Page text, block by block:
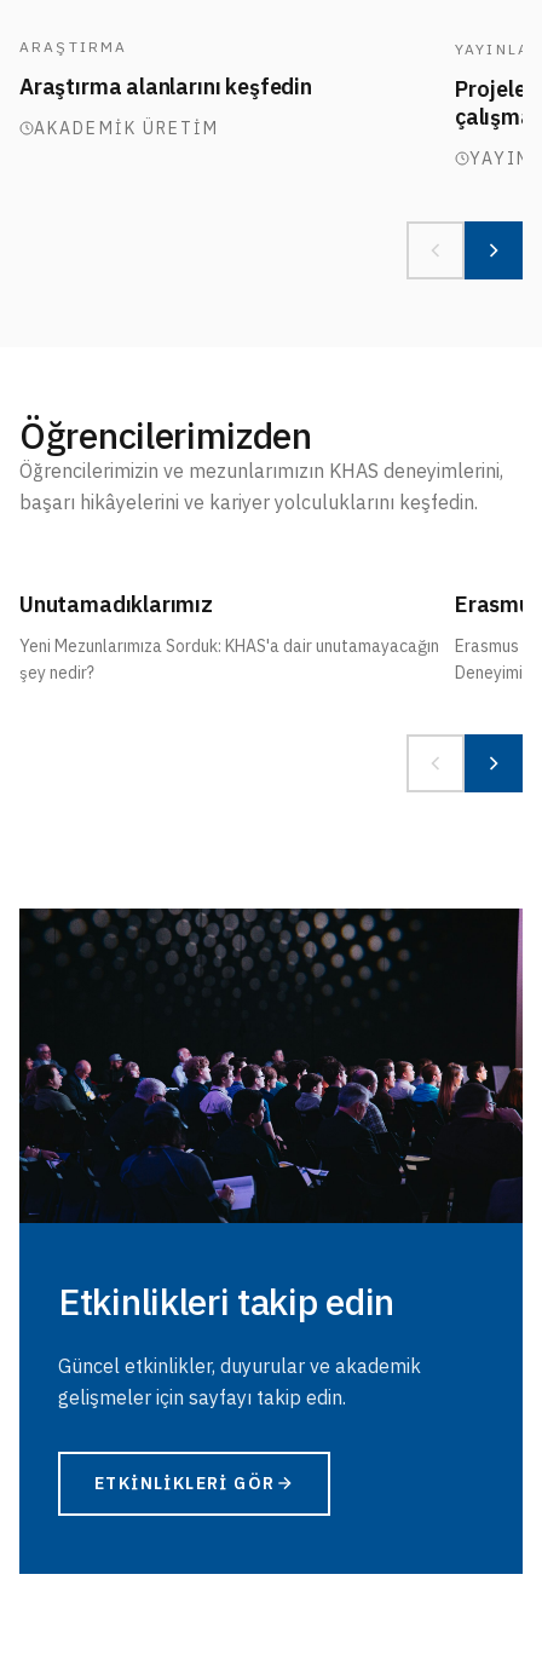
ARAŞTIRMA
Araştırma alanlarını keşfedin
AKADEMIK ÜRETIM
YAYINLAR
Öğrencilerimizden
Öğrencilerimizin ve mezunlarımızın KHAS deneyimlerini,
başarı hikâyelerini ve kariyer yolculuklarını keşfedin.
Unutamadıklarımız
Yeni Mezunlarımıza Sorduk: KHAS'a dair unutamayacağın
şey nedir?
Erasmus
Erasmus
Deneyimi
Etkinlikleri takip edin
Güncel etkinlikler, duyurular ve akademik
gelişmeler için sayfayı takip edin.
ETKINLIKLERI GÖR